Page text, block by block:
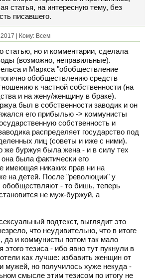
статья, на интересную тему, без
писавшего.
| Кому: Всем
статью, но и комментарии, сделала
(возможно, неправильные).
и Маркса "обобществление
обобществлению средств
к частной собственности (на
и на жену/женщину в браке).
был в собственности заводик и он
его прибылью -> коммунисты
собственность и
распределяет государство под
лиц (советы и иже с ними).
же буржуя была жена - и в силу тех
была фактически его
имеющая никаких прав ни на
на детей. После "революции" у
обобществляют - то бишь, теперь
не муж-буржуй, а
подтекст, выглядит это
что неудивительно, что в итоге
да и коммунисты потом так мало
этого тезиса - ибо явно тут пукнули в
как лучше: избавить женщин от
мужей, но получилось хуже некуда -
смысле этим тезисом по итогу не